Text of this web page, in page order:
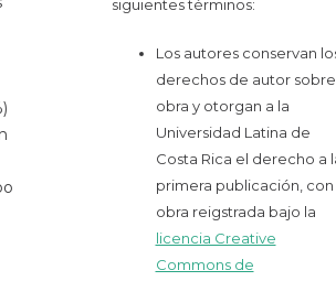
siguientes términos:
Los autores conservan
derechos de autor
obra y otorgan a la
Universidad Latina de
Costa Rica el derecho a
primera publicación, con
obra reigstrada bajo la
licencia Creative
Commons de